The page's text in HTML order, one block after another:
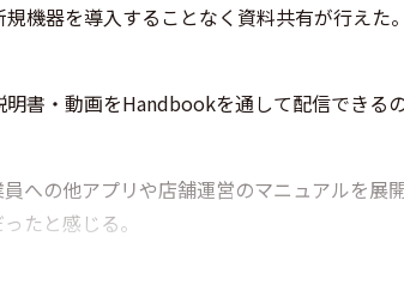
機器を導入することなく資料共有が行えた
書・動画をHandbookを通して配信できる
への他アプリや店舗運営のマニュアルを展
たと感じる。